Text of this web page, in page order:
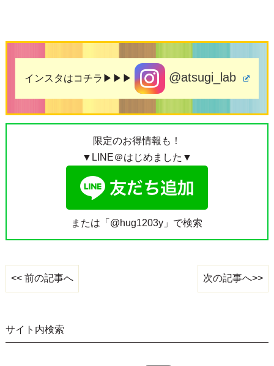
インスタはコチラ▶▶▶ @atsugi_lab
限定のお得情報も！
▼LINE＠はじめました▼
または「@hug1203y」で検索
<< 前の記事へ 次の記事へ>>
サイト内検索